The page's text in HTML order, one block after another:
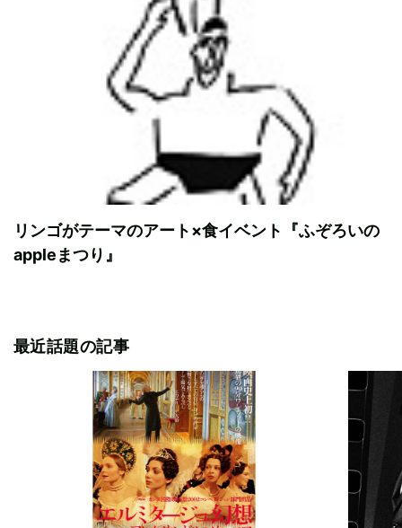
リンゴがテーマのアート×食イベント『ふぞろいの
appleまつり』
最近話題の記事